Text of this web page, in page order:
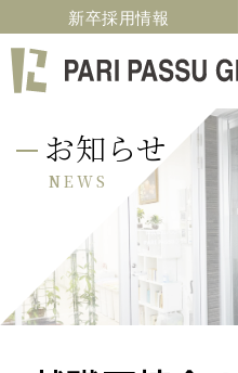
新卒採用情報
お知らせ
NEWS